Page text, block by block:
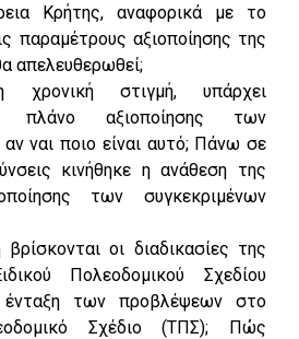
Κρήτης, αναφορικά με το
παραμέτρους αξιοποίησης της
απελευθερωθεί;
χρονική στιγμή, υπάρχει
πλάνο αξιοποίησης των
ναι ποιο είναι αυτό; Πάνω σε
κινήθηκε η ανάθεση της
των συγκεκριμένων
οι διαδικασίες της
Πολεοδομικού Σχεδίου
των προβλέψεων στο
Σχέδιο (ΤΠΣ); Πώς